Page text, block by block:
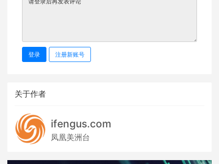
登录 注册新账号
关于作者
ifengus.com
凤凰美洲台